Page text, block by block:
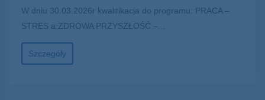
W dniu 30.03.2026r kwalifikacja do programu: PRACA –
STRES a ZDROWA PRZYSZŁOŚĆ –...
Szczegóły